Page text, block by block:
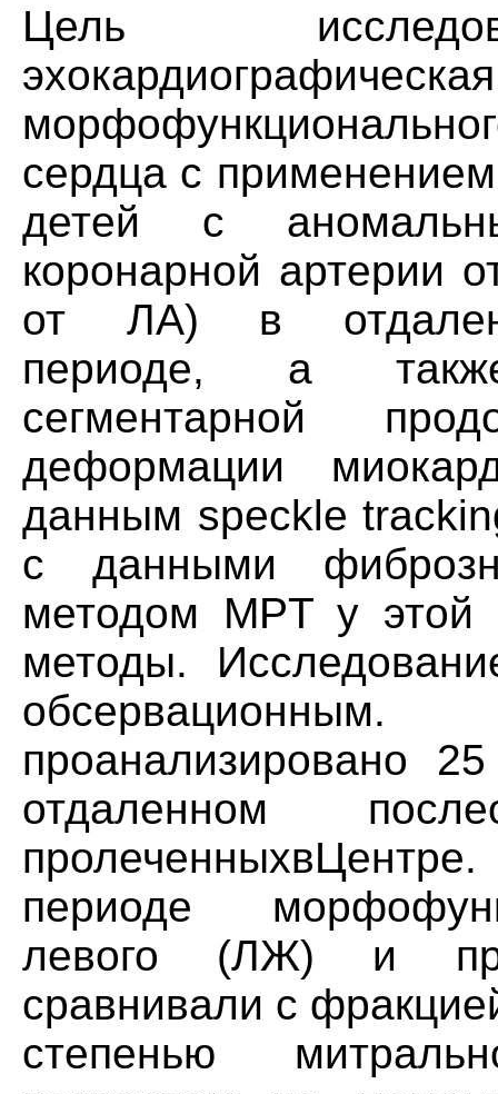
Цель
сердца с
детей с
коронарной артерии
от ЛА) в
периоде, а
сегментарной
деформации
данным speckle
с данными
методом MPT у этой
методы.
проанализировано
отдаленном
периоде
левого (ЛЖ) и
сравнивали с
степенью